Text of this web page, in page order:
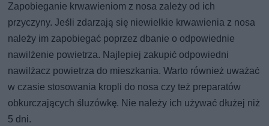
Zapobieganie krwawieniom z nosa zależy od ich
przyczyny. Jeśli zdarzają się niewielkie krwawienia z nosa
należy im zapobiegać poprzez dbanie o odpowiednie
nawilżenie powietrza. Najlepiej zakupić odpowiedni
nawilżacz powietrza do mieszkania. Warto również uważać
w czasie stosowania kropli do nosa czy też preparatów
obkurczających śluzówkę. Nie należy ich używać dłużej niż
5 dni.